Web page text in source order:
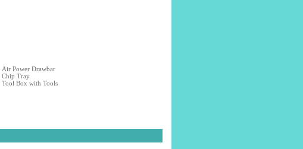
Air Power Drawbar
Chip Tray
Tool Box with Tools